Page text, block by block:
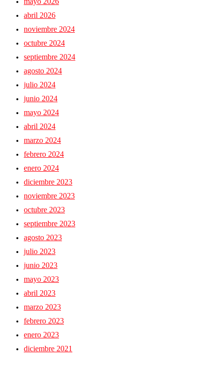
abril 2026
noviembre 2024
octubre 2024
septiembre 2024
agosto 2024
julio 2024
junio 2024
mayo 2024
abril 2024
marzo 2024
febrero 2024
enero 2024
diciembre 2023
noviembre 2023
octubre 2023
septiembre 2023
agosto 2023
julio 2023
junio 2023
mayo 2023
abril 2023
marzo 2023
febrero 2023
enero 2023
diciembre 2021